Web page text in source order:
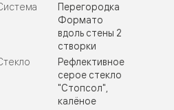
Перегородка
Формато
вдоль стены 2
створки
Рефлективное
серое стекло
"Стопсол",
калёное